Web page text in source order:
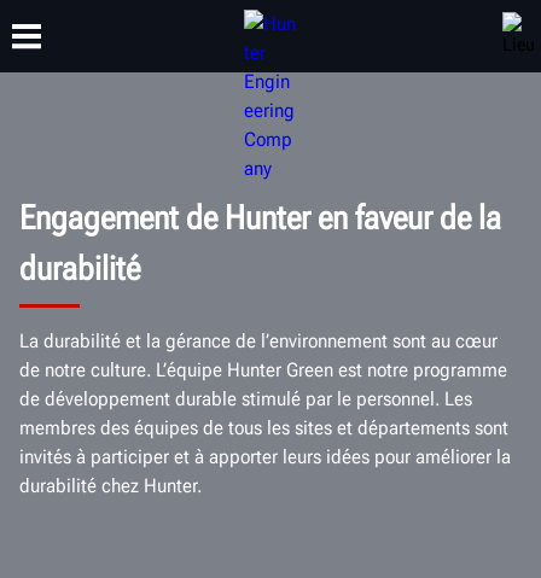
FORMATION
Engagement de Hunter en faveur de la
durabilité
La durabilité et la gérance de l’environnement sont au cœur
de notre culture. L’équipe Hunter Green est notre programme
de développement durable stimulé par le personnel. Les
membres des équipes de tous les sites et départements sont
invités à participer et à apporter leurs idées pour améliorer la
durabilité chez Hunter.